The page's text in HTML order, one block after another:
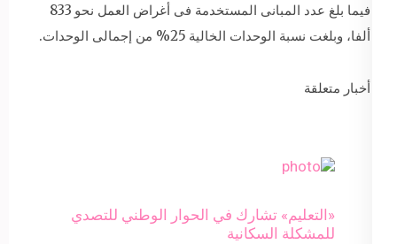
فيما بلغ عدد المبانى المستخدمة فى أغراض العمل نحو 833
ألفا، وبلغت نسبة الوحدات الخالية 25% من إجمالى الوحدات.
أخبار متعلقة
«التعليم» تشارك في الحوار الوطني للتصدي
للمشكلة السكانية